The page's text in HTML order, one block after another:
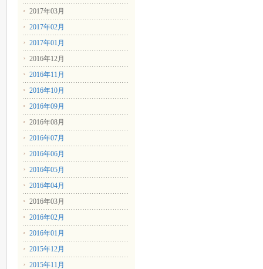
2017年03月
2017年02月
2017年01月
2016年12月
2016年11月
2016年10月
2016年09月
2016年08月
2016年07月
2016年06月
2016年05月
2016年04月
2016年03月
2016年02月
2016年01月
2015年12月
2015年11月